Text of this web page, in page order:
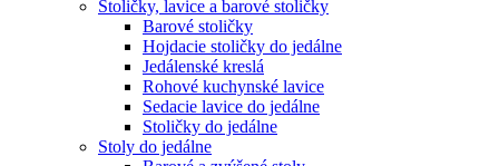
Stoličky, lavice a barové stoličky
Barové stoličky
Hojdacie stoličky do jedálne
Jedálenské kreslá
Rohové kuchynské lavice
Sedacie lavice do jedálne
Stoličky do jedálne
Stoly do jedálne